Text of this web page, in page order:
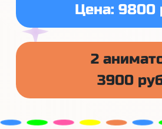
Цена: 9800
2
3900